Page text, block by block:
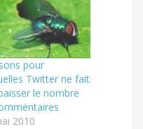
pour
Twitter ne fait
le nombre
2010